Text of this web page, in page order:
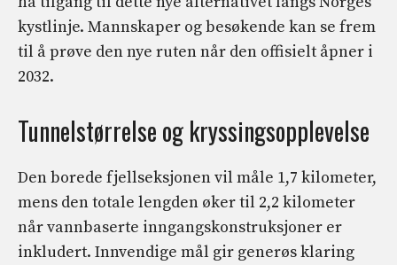
kystlinje. Mannskaper og besøkende kan se frem
til å prøve den nye ruten når den offisielt åpner i
2032.
Tunnelstørrelse og kryssingsopplevelse
Den borede fjellseksjonen vil måle 1,7 kilometer,
mens den totale lengden øker til 2,2 kilometer
når vannbaserte inngangskonstruksjoner er
inkludert. Innvendige mål gir generøs klaring